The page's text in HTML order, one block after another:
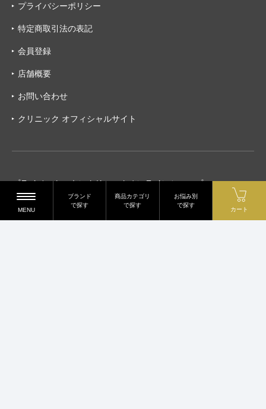
プライベートスキンクリニックオンラインショップ
〒540-0012 大阪府大阪市中央区谷町2-7-4
プライバシーポリシー
特定商取引法の表記
会員登録
店舗概要
お問い合わせ
クリニック オフィシャルサイト
MENU
ブランド
で探す
商品カテゴリ
で探す
お悩み別
で探す
カート